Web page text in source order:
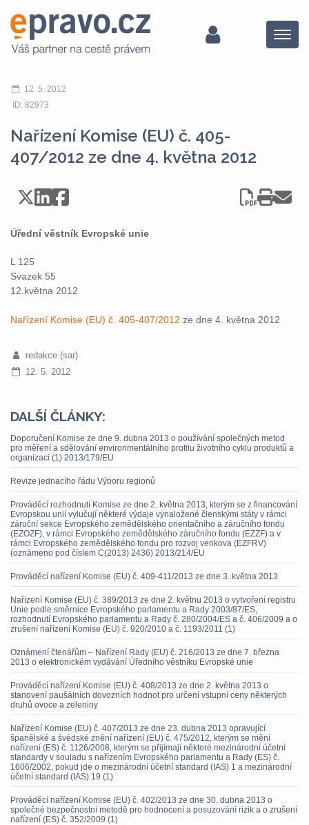
Menu
12. 5. 2012
ID: 82973
Nařízení Komise (EU) č. 405-
407/2012 ze dne 4. května 2012
Úřední věstník Evropské unie
L 125
Svazek 55
12.května 2012
Nařízení Komise (EU) č. 405-407/2012 ze dne 4. května 2012
redakce (sar)
12. 5. 2012
DALŠÍ ČLÁNKY:
Doporučení Komise ze dne 9. dubna 2013 o používání společných metod
pro měření a sdělování environmentálního profilu životního cyklu produktů a
organizací (1) 2013/179/EU
Revize jednacího řádu Výboru regionů
Prováděcí rozhodnutí Komise ze dne 2. května 2013, kterým se z financování
Evropskou unií vylučují některé výdaje vynaložené členskými státy v rámci
záruční sekce Evropského zemědělského orientačního a záručního fondu
(EZOZF), v rámci Evropského zemědělského záručního fondu (EZZF) a v
rámci Evropského zemědělského fondu pro rozvoj venkova (EZFRV)
(oznámeno pod číslem C(2013) 2436) 2013/214/EU
Prováděcí nařízení Komise (EU) č. 409-411/2013 ze dne 3. května 2013
Nařízení Komise (EU) č. 389/2013 ze dne 2. květnu 2013 o vytvoření registru
Unie podle směrnice Evropského parlamentu a Rady 2003/87/ES,
rozhodnutí Evropského parlamentu a Rady č. 280/2004/ES a č. 406/2009 a o
zrušení nařízení Komise (EU) č. 920/2010 a č. 1193/2011 (1)
Oznámení čtenářům – Nařízení Rady (EU) č. 216/2013 ze dne 7. března
2013 o elektronickém vydávání Úředního věstníku Evropské unie
Prováděcí nařízení Komise (EU) č. 408/2013 ze dne 2. května 2013 o
stanovení paušálních dovozních hodnot pro určení vstupní ceny některých
druhů ovoce a zeleniny
Nařízení Komise (EU) č. 407/2013 ze dne 23. dubna 2013 opravující
španělské a švédské znění nařízení (EU) č. 475/2012, kterým se mění
nařízení (ES) č. 1126/2008, kterým se přijímají některé mezinárodní účetní
standardy v souladu s nařízením Evropského parlamentu a Rady (ES) č.
1606/2002, pokud jde o mezinárodní účetní standard (IAS) 1 a mezinárodní
účetní standard (IAS) 19 (1)
Prováděcí nařízení Komise (EU) č. 402/2013 ze dne 30. dubna 2013 o
společné bezpečnostní metodě pro hodnocení a posuzování rizik a o zrušení
nařízení (ES) č. 352/2009 (1)